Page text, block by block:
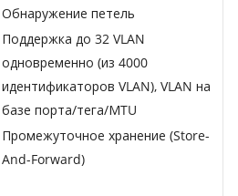
Обнаружение петель
Поддержка до 32 VLAN
одновременно (из 4000
идентификаторов VLAN), VLAN на
базе порта/тега/МTU
Промежуточное хранение (Store-
And-Forward)